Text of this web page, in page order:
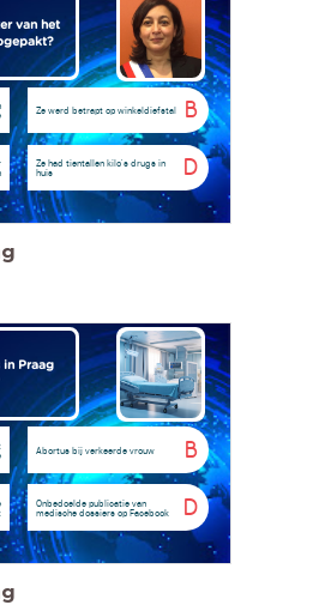
van het
B
Ze werd betrapt op winkeldiefstal
D
Ze had tientallen kilo's drugs in
huis
in Praag
B
Abortus bij verkeerde vrouw
D
Onbedoelde publicatie van
medische dossiers op Facebook